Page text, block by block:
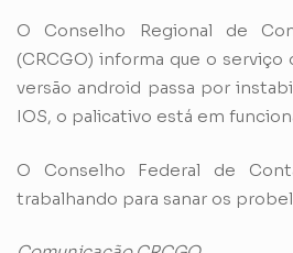
O Conselho Regional de
(CRCGO) informa que o serviço
versão android passa por
IOS, o palicativo está em
O Conselho Federal de
trabalhando para sanar os